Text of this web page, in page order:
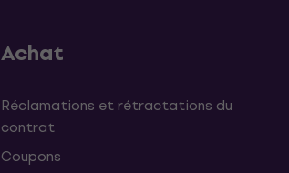
Achat
Réclamations et rétractations du
contrat
Coupons